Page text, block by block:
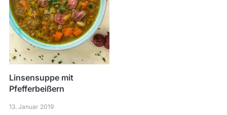
Linsensuppe mit
Pfefferbeißern
13. Januar 2019